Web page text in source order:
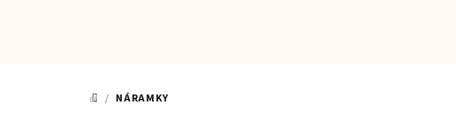
DOMOV
/ NÁRAMKY